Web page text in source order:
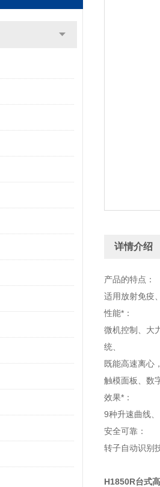
详情介绍
产品的特点：
适用放射免疫
性能*：
微机控制、大
统、
既能高速离心
触模面板、数
效果*：
9种升速曲线
安全可靠：
转子自动识别
H1850R台式